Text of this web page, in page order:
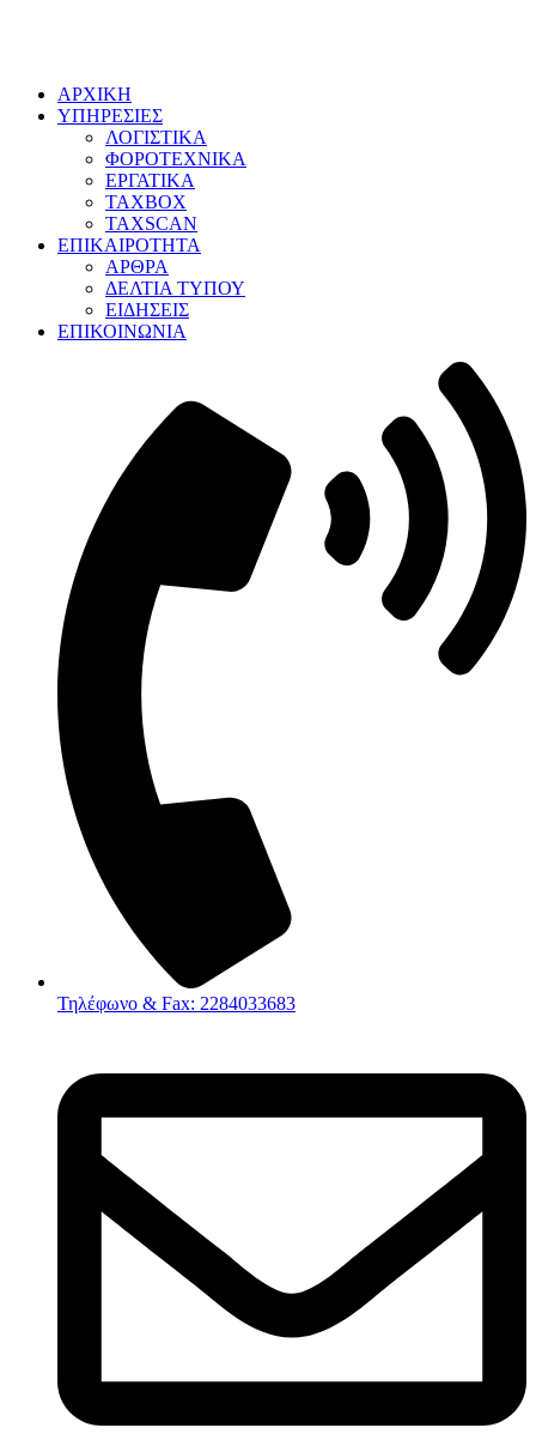
ΑΡΧΙΚΗ
ΥΠΗΡΕΣΙΕΣ
ΛΟΓΙΣΤΙΚΑ
ΦΟΡΟΤΕΧΝΙΚΑ
ΕΡΓΑΤΙΚΑ
TAXBOX
TAXSCAN
ΕΠΙΚΑΙΡΟΤΗΤΑ
ΑΡΘΡΑ
ΔΕΛΤΙΑ ΤΥΠΟΥ
ΕΙΔΗΣΕΙΣ
ΕΠΙΚΟΙΝΩΝΙΑ
Τηλέφωνο & Fax: 2284033683